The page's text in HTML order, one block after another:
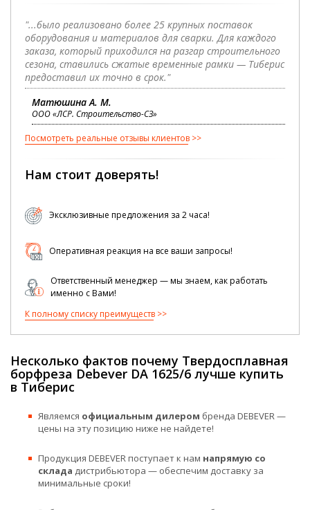
"...было реализовано более 25 крупных поставок
оборудования и материалов для сварки. Для каждого
заказа, который приходился на разгар строительного
сезона, ставились сжатые временные рамки — Тиберис
предоставил их точно в срок."
Матюшина А. М.
ООО «ЛСР. Строительство-СЗ»
Посмотреть реальные отзывы клиентов
Нам стоит доверять!
Эксклюзивные предложения за 2 часа!
Оперативная реакция на все ваши запросы!
Ответственный менеджер — мы знаем, как работать
именно с Вами!
К полному списку преимуществ
Несколько фактов почему Твердосплавная
борфреза Debever DA 1625/6 лучше купить
в Тиберис
Являемся официальным дилером бренда DEBEVER —
цены на эту позицию ниже не найдете!
Продукция DEBEVER поступает к нам напрямую со
склада дистрибьютора — обеспечим доставку за
минимальные сроки!